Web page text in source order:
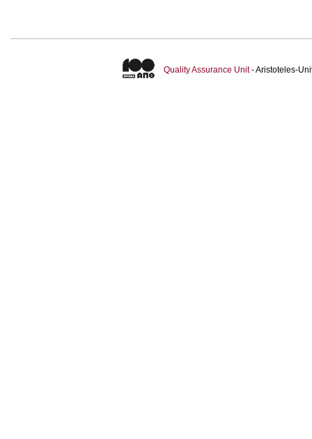
Quality Assurance Unit- Aristoteles-